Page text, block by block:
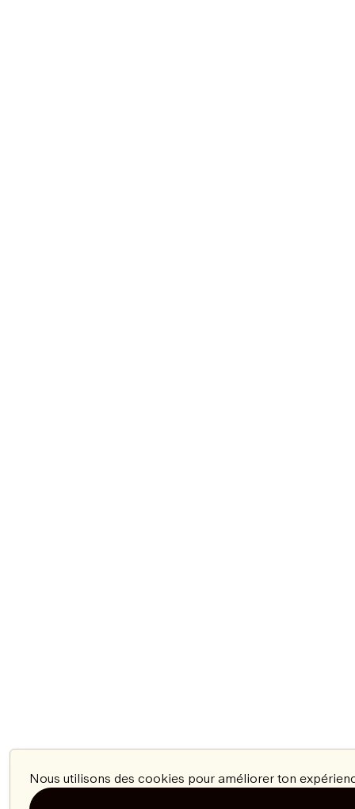
Nous utilisons des cookies pour améliorer ton